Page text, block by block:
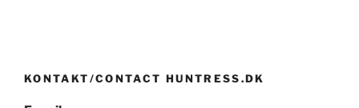
KONTAKT/CONTACT HUNTRESS.DK